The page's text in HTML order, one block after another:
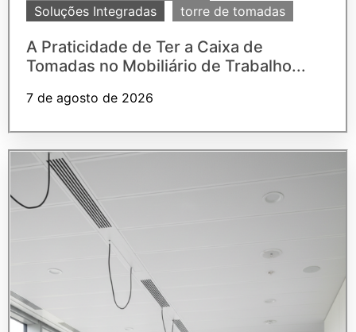
Soluções Integradas
torre de tomadas
A Praticidade de Ter a Caixa de
Tomadas no Mobiliário de Trabalho...
7 de agosto de 2026